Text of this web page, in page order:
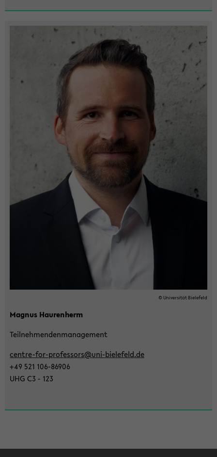
© Uni­ver­si­tät Bie­le­feld
Ma­gnus Hau­ren­herm
Teil­neh­men­den­ma­nage­ment
centre-​for-professors@uni-​bielefeld.de
+49 521 106-​86906
UHG C3 - 123